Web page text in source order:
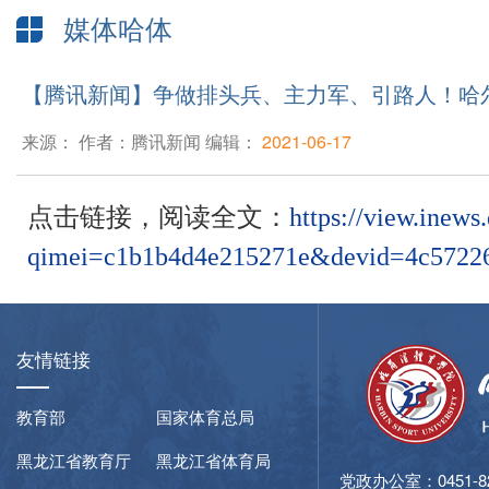
媒体哈体
【腾讯新闻】争做排头兵、主力军、引路人！
来源： 作者：腾讯新闻 编辑： 2021-06-17
点击链接，阅读全文： https://
友情链接
教育部
国家体育总局
黑龙江省教育厅
黑龙江省体育局
党政办公室：0451-